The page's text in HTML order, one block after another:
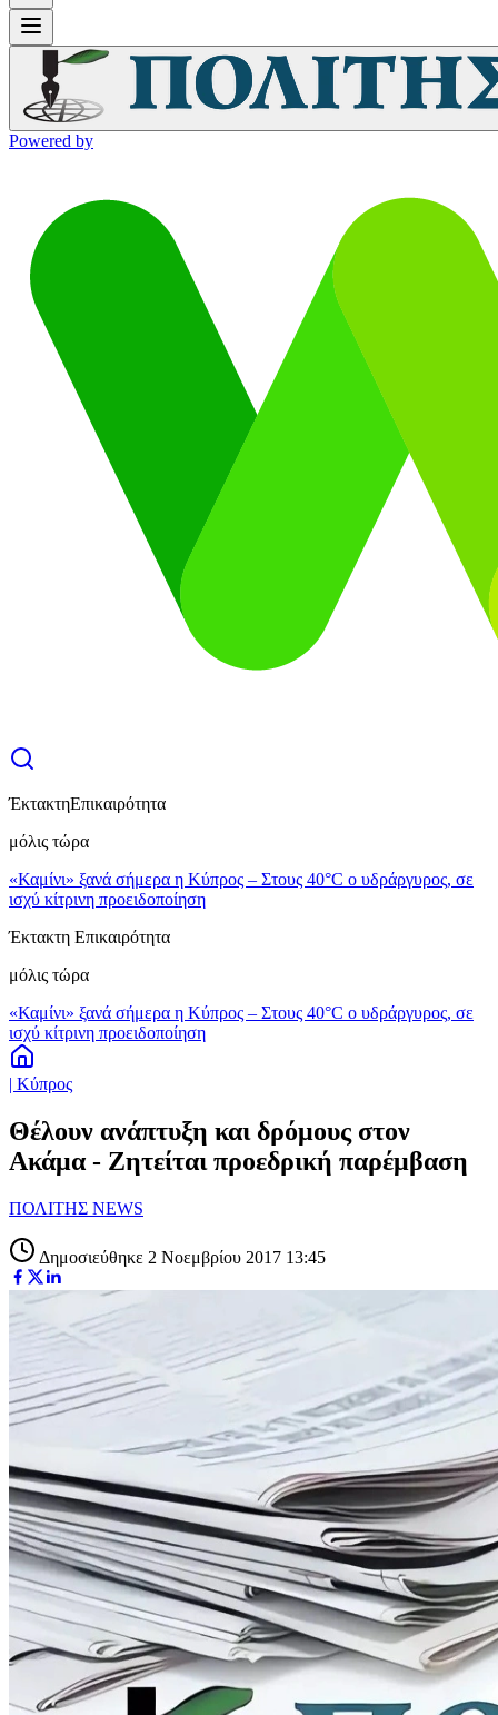
Powered by
ΈκτακτηΕπικαιρότητα
μόλις τώρα
«Καμίνι» ξανά σήμερα η Κύπρος – Στους 40°C ο υδράργυρος, σε
ισχύ κίτρινη προειδοποίηση
Έκτακτη Επικαιρότητα
μόλις τώρα
«Καμίνι» ξανά σήμερα η Κύπρος – Στους 40°C ο υδράργυρος, σε
ισχύ κίτρινη προειδοποίηση
| Κύπρος
Θέλουν ανάπτυξη και δρόμους στον
Ακάμα - Ζητείται προεδρική παρέμβαση
ΠΟΛΙΤΗΣ NEWS
Δημοσιεύθηκε 2 Νοεμβρίου 2017 13:45